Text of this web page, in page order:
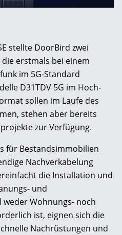
stellte DoorBird zwei
erstmals bei einem
im 5G-Standard
D31TDV 5G im Hoch-
sollen im Laufe des
stehen aber bereits
zur Verfügung.
für Bestandsimmobilien
Nachverkabelung
die Installation und
und
Wohnungs- noch
ist, eignen sich die
Nachrüstungen und